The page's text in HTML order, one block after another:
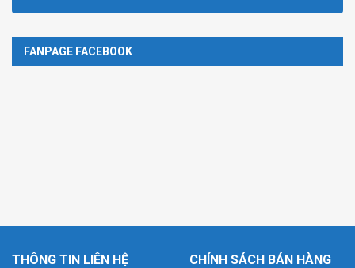
FANPAGE FACEBOOK
THÔNG TIN LIÊN HỆ CHÍNH SÁCH BÁN HÀNG